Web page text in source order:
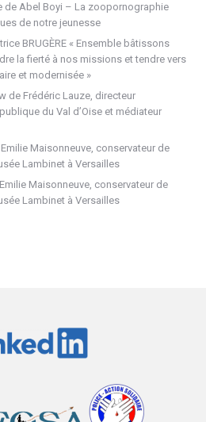
de Abel Boyi – La zoopornographie
de notre jeunesse
BRUGÈRE « Ensemble bâtissons
la fierté à nos missions et tendre vers
et modernisée »
de Frédéric Lauze, directeur
du Val d’Oise et médiateur
Maisonneuve, conservateur de
Lambinet à Versailles
Maisonneuve, conservateur de
Lambinet à Versailles